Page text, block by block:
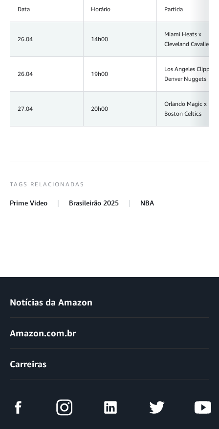
Data Horário Partida
26.04 14h00
Miami Heats x
Cleveland Cavaliers
26.04 19h00
Los Angeles Clippers
Denver Nuggets
27.04 20h00
Orlando Magic x
Boston Celtics
TAGS RELACIONADAS
Prime Video Brasileirão 2025 NBA
Notícias da Amazon
Amazon.com.br
Carreiras